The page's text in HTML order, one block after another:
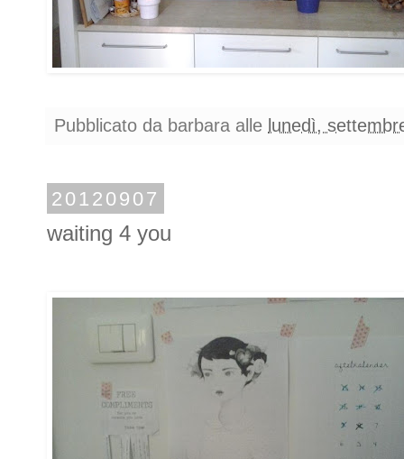
Pubblicato da barbara alle lunedì,
20120907
waiting 4 you